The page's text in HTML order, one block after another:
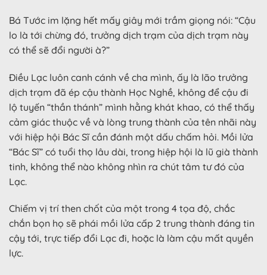
Bá Tước im lặng hết mấy giây mới trầm giọng nói: “Cậu
lo là tới chừng đó, trưởng dịch trạm của dịch trạm này
có thể sẽ đổi người à?”
Điều Lạc luôn canh cánh về cha mình, ấy là lão trưởng
dịch trạm đã ép cậu thành Học Nghề, không để cậu đi
lộ tuyến “thần thánh” mình hằng khát khao, có thể thấy
cảm giác thuộc về và lòng trung thành của tên nhãi này
với hiệp hội Bác Sĩ cần đánh một dấu chấm hỏi. Mồi lửa
“Bác Sĩ” có tuổi thọ lâu dài, trong hiệp hội là lũ già thành
tinh, không thể nào không nhìn ra chút tâm tư đó của
Lạc.
Chiếm vị trí then chốt của một trong 4 tọa độ, chắc
chắn bọn họ sẽ phái mồi lửa cấp 2 trung thành đáng tin
cậy tới, trực tiếp đổi Lạc đi, hoặc là làm cậu mất quyền
lực.